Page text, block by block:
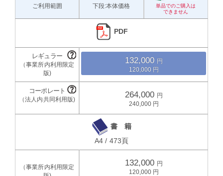
ご利用範囲 下段:本体価格
PDF
132,000
120,000
264,000
240,000
書 籍
A4 / 473頁
132,000
120,000